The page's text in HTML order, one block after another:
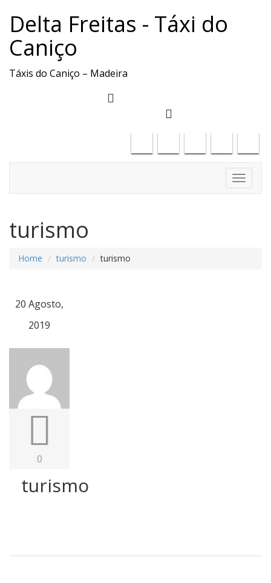
Delta Freitas - Táxi do
Caniço
Táxis do Caniço – Madeira
Toggle
turismo
Home turismo turismo
20 Agosto,
2019
0
turismo